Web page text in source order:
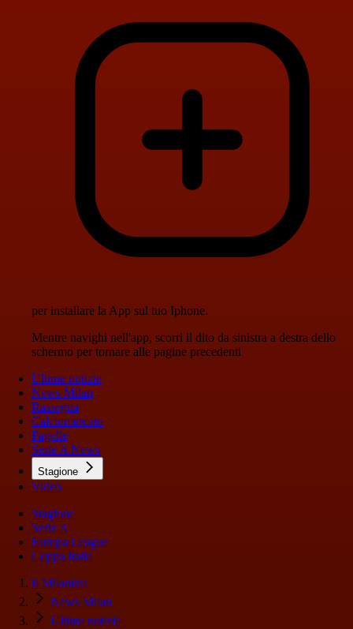
per installare la App sul tuo Iphone.
Mentre navighi nell'app, scorri il dito da sinistra a destra dello
schermo per tornare alle pagine precedenti
Ultime notizie
News Milan
Rassegna
Calciomercato
Pagelle
Serie A News
Stagione
Video
Stagione
Serie A
Europa League
Coppa Italia
Il Milanista
News Milan
Ultime notizie